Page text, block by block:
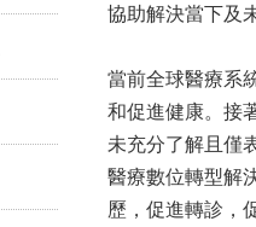
協助解決當下及
當前全球醫療系
和促進健康。接
未充分了解且僅
醫療數位轉型解
歷，促進轉診，